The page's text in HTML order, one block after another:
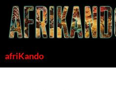
Saltar
contenido
afriKando